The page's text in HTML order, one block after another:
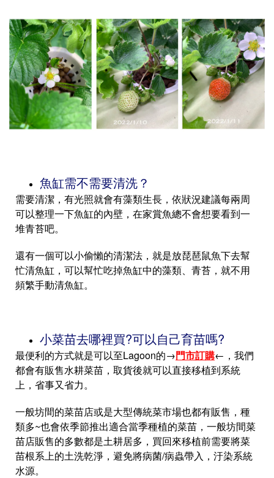
魚缸需不需要清洗？
需要清潔，有光照就會有藻類生長，依狀況建議每兩周
可以整理一下魚缸的內壁，在家賞魚總不會想要看到一
堆青苔吧。
還有一個可以小偷懶的清潔法，就是放琵琶鼠魚下去幫
忙清魚缸，可以幫忙吃掉魚缸中的藻類、青苔，就不用
頻繁手動清魚缸。
小菜苗去哪裡買?可以自己育苗嗎?
最便利的方式就是可以至Lagoon的→門市訂購←，我們
都會有販售水耕菜苗，取貨後就可以直接移植到系統
上，省事又省力。
一般坊間的菜苗店或是大型傳統菜市場也都有販售，種
類多~也會依季節推出適合當季種植的菜苗，一般坊間菜
苗店販售的多數都是土耕居多，買回來移植前需要將菜
苗根系上的土洗乾淨，避免將病菌/病蟲帶入，汙染系統
水源。